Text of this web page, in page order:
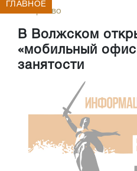
Общество
В Волжском
«мобильный
занятости
ГЛАВНОЕ